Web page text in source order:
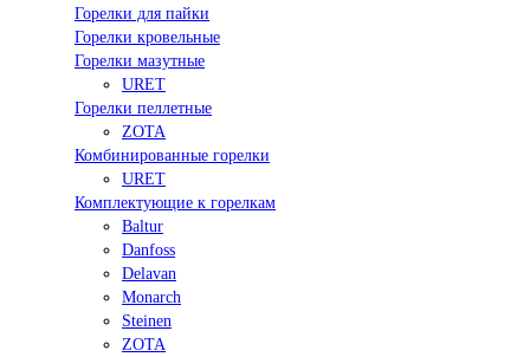
Горелки для пайки
Горелки кровельные
Горелки мазутные
URET
Горелки пеллетные
ZOTA
Комбинированные горелки
URET
Комплектующие к горелкам
Baltur
Danfoss
Delavan
Monarch
Steinen
ZOTA